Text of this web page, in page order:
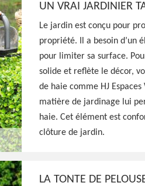
58
HJ Espaces Verts a à
faire
UN VRAI JARDINIER
Le jardin est conçu pour
propriété. Il a besoin d’un
pour limiter sa surface.
solide et reflète le décor,
de haie comme HJ
matière de jardinage lui
haie. Cet élément est
clôture de jardin.
LA TONTE DE